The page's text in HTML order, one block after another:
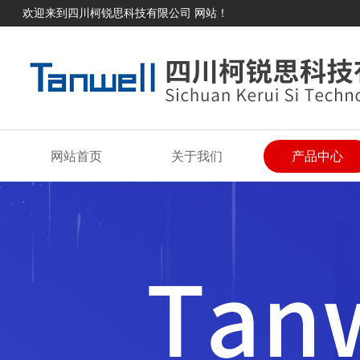
欢迎来到四川柯锐思科技有限公司 网站！
网站首页 关于我们 产品中心